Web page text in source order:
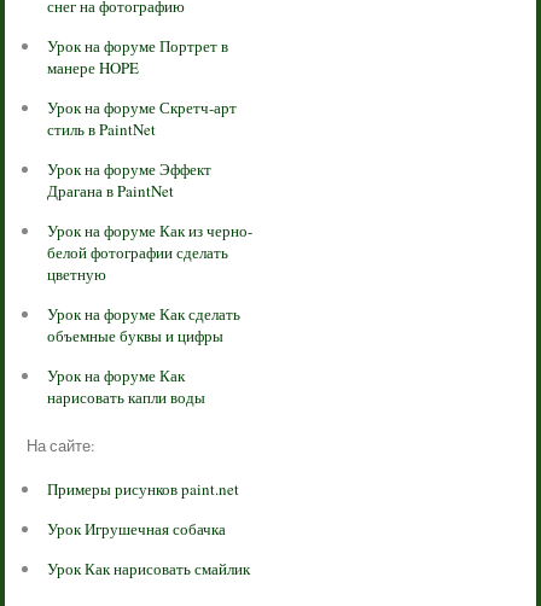
снег на фотографию
Урок на форуме Портрет в
манере HOPE
Урок на форуме Скретч-арт
стиль в PaintNet
Урок на форуме Эффект
Драгана в PaintNet
Урок на форуме Как из черно-
белой фотографии сделать
цветную
Урок на форуме Как сделать
объемные буквы и цифры
Урок на форуме Как
нарисовать капли воды
На сайте:
Примеры рисунков paint.net
Урок Игрушечная собачка
Урок Как нарисовать смайлик